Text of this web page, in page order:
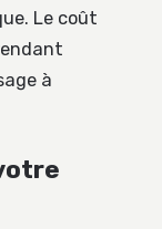
Le coût
à